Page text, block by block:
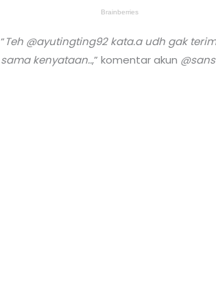
“Teh @ayutingting92 kata.a udh gak
sama kenyataan..,” komentar akun